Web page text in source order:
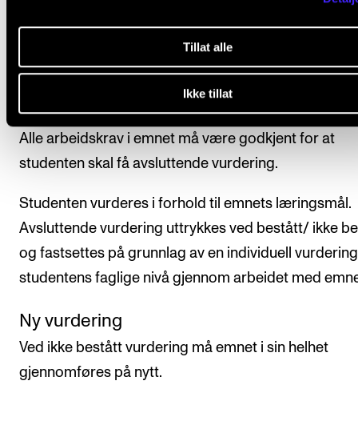
Tillat alle
Ikke tillat
Avsluttende vurdering
Alle arbeidskrav i emnet må være godkjent for at
studenten skal få avsluttende vurdering.
Studenten vurderes i forhold til emnets læringsmål.
Avsluttende vurdering uttrykkes ved bestått/ ikke
og fastsettes på grunnlag av en individuell
studentens faglige nivå gjennom arbeidet med
Ny vurdering
Ved ikke bestått vurdering må emnet i sin helhet
gjennomføres på nytt.